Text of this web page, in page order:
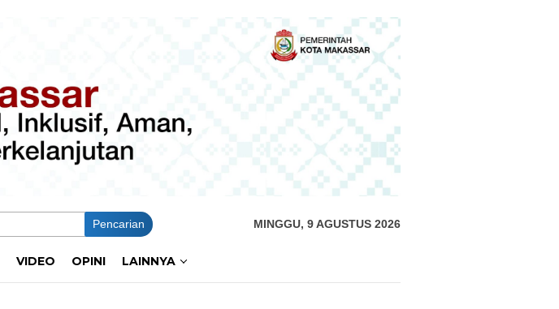
Pencarian MINGGU, 9 AGUSTUS 2026
VIDEO OPINI LAINNYA